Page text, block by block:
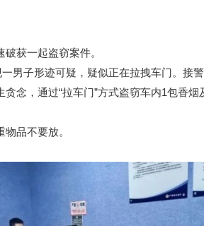
获一起盗窃案件。
子形迹可疑，疑似正在拉拽车门。接警
，通过“拉车门”方式盗窃车内1包香烟
品不要放。